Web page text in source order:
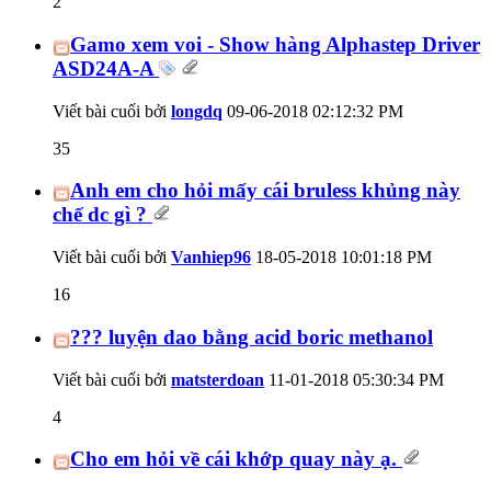
Gamo xem voi - Show hàng Alphastep Driver
ASD24A-A
Viết bài cuối bởi longdq 09-06-2018 02:12:32 PM
35
Anh em cho hỏi mấy cái bruless khủng này
chế dc gì ?
Viết bài cuối bởi Vanhiep96 18-05-2018 10:01:18 PM
16
??? luyện dao bằng acid boric methanol
Viết bài cuối bởi matsterdoan 11-01-2018 05:30:34 PM
4
Cho em hỏi về cái khớp quay này ạ.